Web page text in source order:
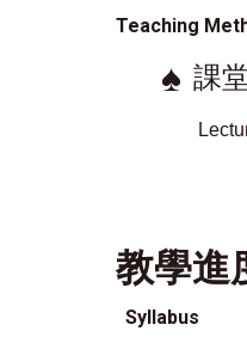
Teaching
♠ 課
教學進
Syllabus